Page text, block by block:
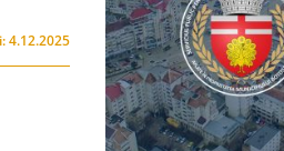
4.12.2025